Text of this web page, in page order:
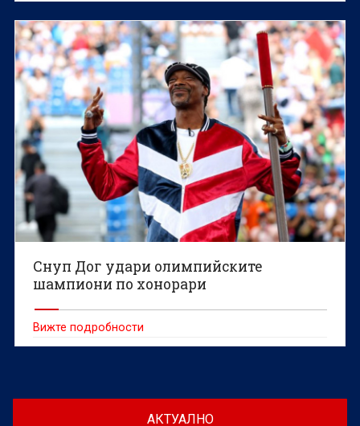
Снуп Дог удари олимпийските
шампиони по хонорари
Вижте подробности
АКТУАЛНО